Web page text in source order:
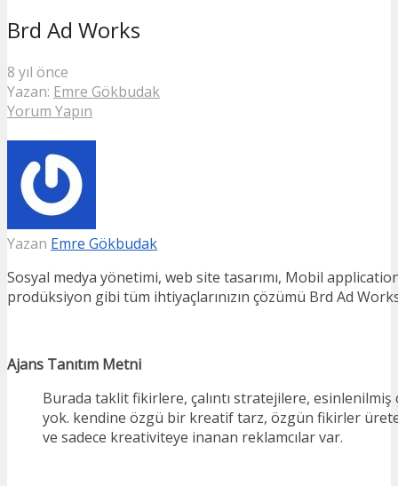
Brd Ad Works
8 yıl önce
Yazan: Emre Gökbudak
Yorum Yapın
Yazan Emre Gökbudak
Sosyal medya yönetimi, web site tasarımı, Mobil
prodüksiyon gibi tüm ihtiyaçlarınızın çözümü Brd Ad
Ajans Tanıtım Metni
Burada taklit fikirlere, çalıntı stratejilere, esinlenilmiş
yok. kendine özgü bir kreatif tarz, özgün fikirler
ve sadece kreativiteye inanan reklamcılar var.